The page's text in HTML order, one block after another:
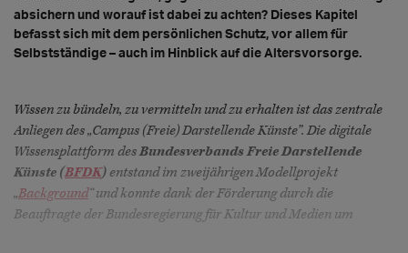
absichern und worauf ist dabei zu achten? Dieses Kapitel
befasst sich mit dem persönlichen Schutz, vor allem für
Selbstständige – auch im Hinblick auf die Altersvorsorge.
Wissen zu bündeln, zu vermitteln und zu erhalten ist das zentrale
Anliegen des „Campus (Freie) Darstellende Künste”. Die digitale
Wissensplattform desBundesverbands Freie Darstellende
Künste (BFDK) entstand im zweijährigen Modellprojekt
„Background“ und konnte dank der Förderung durch die
Beauftragte der Bundesregierung für Kultur und Medien um